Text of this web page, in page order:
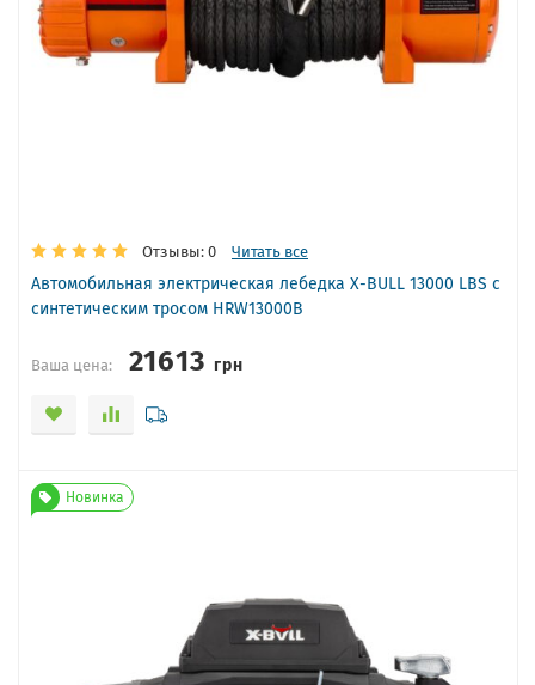
Отзывы: 0 Читать все
Автомобильная электрическая лебедка X-BULL 13000 LBS с
синтетическим тросом HRW13000B
Ваша цена: 21613грн
Новинка